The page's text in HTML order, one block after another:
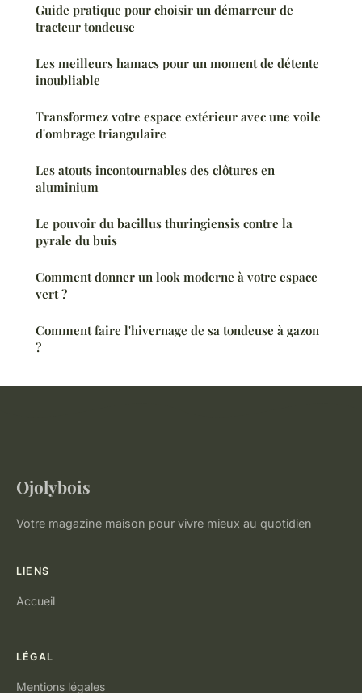
Guide pratique pour choisir un démarreur de
tracteur tondeuse
Les meilleurs hamacs pour un moment de détente
inoubliable
Transformez votre espace extérieur avec une voile
d'ombrage triangulaire
Les atouts incontournables des clôtures en
aluminium
Le pouvoir du bacillus thuringiensis contre la
pyrale du buis
Comment donner un look moderne à votre espace
vert ?
Comment faire l'hivernage de sa tondeuse à gazon
?
Ojolybois
Votre magazine maison pour vivre mieux au quotidien
LIENS
Accueil
LÉGAL
Mentions légales